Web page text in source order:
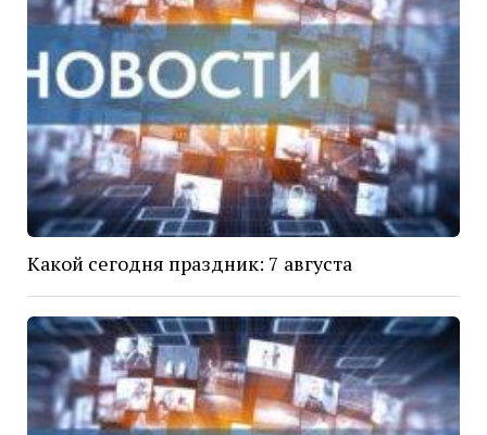
Какой сегодня праздник: 7 августа